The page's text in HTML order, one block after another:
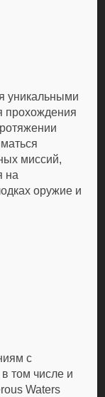
уникальными
прохождения
миссий,
на
оружие и
с
том числе и
Waters